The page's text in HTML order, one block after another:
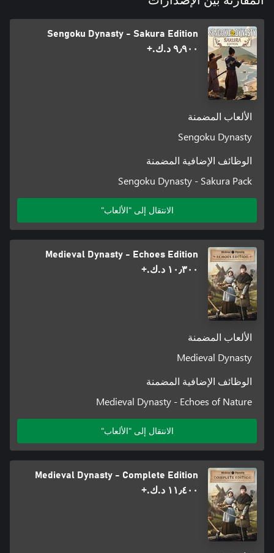
خلال إتقان المجموعات والاندفاعات والصدات والصدات، يمكنك غزو
العالم.
Sengoku Dynasty - Sakura Edition
٩٫٩٠٠ د.ك.‏+
الألعاب المضمنة
Sengoku Dynasty
الوظائف الإضافية المضمنة
Sengoku Dynasty - Sakura Pack
الانتقال إلى "الألعاب"
Medieval Dynasty - Echoes Edition
١٠٫٣٠٠ د.ك.‏+
الألعاب المضمنة
Medieval Dynasty
الوظائف الإضافية المضمنة
Medieval Dynasty - Echoes of Nature
الانتقال إلى "الألعاب"
Medieval Dynasty - Complete Edition
١١٫٤٠٠ د.ك.‏+